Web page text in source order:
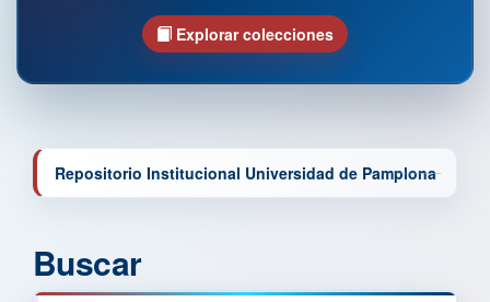
Explorar colecciones
Repositorio Institucional Universidad de Pamplona
Buscar